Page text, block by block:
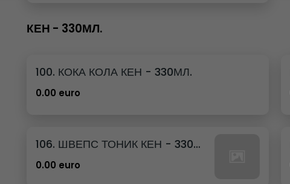
КЕН - 330МЛ.
100. КОКА КОЛА КЕН - 330МЛ.
0.00 euro
106. ШВЕПС ТОНИК КЕН - 330МЛ.
0.00 euro